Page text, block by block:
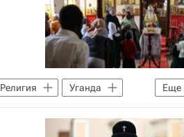
Еще
Религия
Уганда